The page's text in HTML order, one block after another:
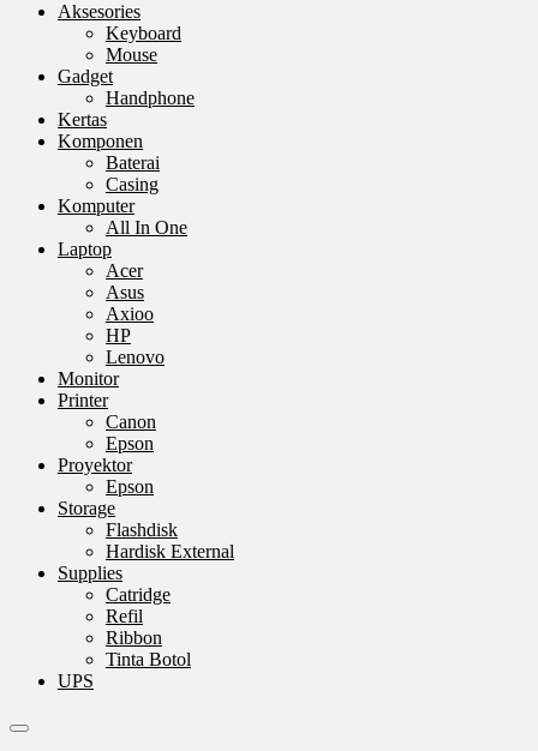
Aksesories
Keyboard
Mouse
Gadget
Handphone
Kertas
Komponen
Baterai
Casing
Komputer
All In One
Laptop
Acer
Asus
Axioo
HP
Lenovo
Monitor
Printer
Canon
Epson
Proyektor
Epson
Storage
Flashdisk
Hardisk External
Supplies
Catridge
Refil
Ribbon
Tinta Botol
UPS